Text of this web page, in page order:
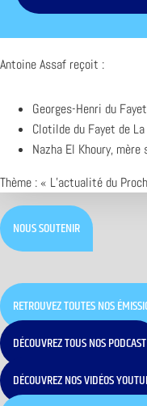
Antoine Assaf reçoit :
Georges-Henri du
Clotilde du Fayet de
Nazha El Khoury, mère
Thème : « L’actualité du
NOUS SOUTENIR
RETROUVEZ TOUTES NOS
DÉCOUVREZ TOUS NOS PODCAST
DÉCOUVREZ NOS VIDÉOS